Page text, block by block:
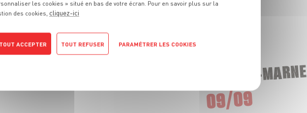
CHAMPIGNY-SUR-MARNE
09/09
les cookies » situé en bas de votre écran. Pour en savoir plus sur la
des cookies, cliquez-ici
TOUT ACCEPTER TOUT REFUSER PARAMÉTRER LES COOKIES